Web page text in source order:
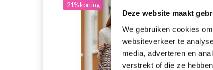
Deze website maakt
We gebruiken cookies
websiteverkeer te
media, adverteren en
verstrekt of die ze
21% korting